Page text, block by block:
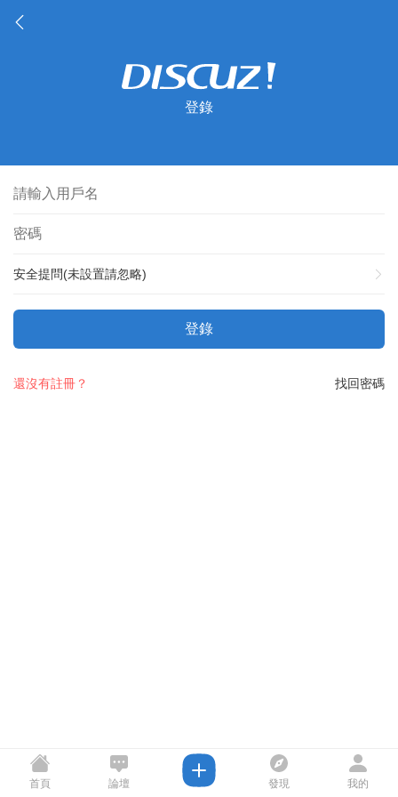
登錄
安全提問(未設置請忽略)
登錄
找回密碼
還沒有註冊？
首頁 論壇 發現 我的